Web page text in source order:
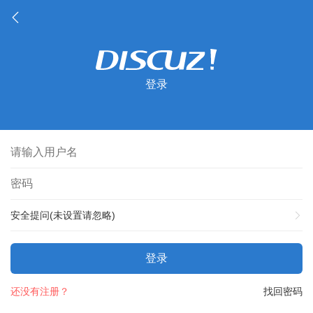
登录
安全提问(未设置请忽略)
登录
找回密码
还没有注册？